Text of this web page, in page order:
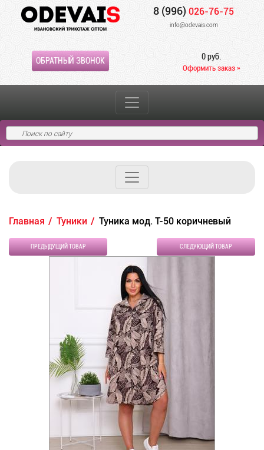
8 (996) 026-76-75
info@odevais.com
ОБРАТНЫЙ ЗВОНОК 0 руб.
Оформить заказ »
Главная Туники Туника мод. Т-50 коричневый
ПРЕДЫДУЩИЙ ТОВАР СЛЕДУЮЩИЙ ТОВАР